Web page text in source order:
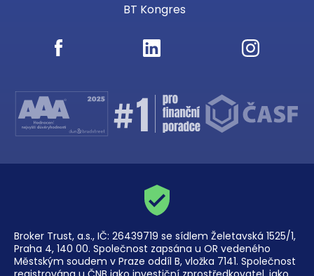
BT Kongres
Broker Trust, a.s., IČ: 26439719 se sídlem Želetavská 1525/1,
Praha 4, 140 00. Společnost zapsána u OR vedeného
Městským soudem v Praze oddíl B, vložka 7141. Společnost